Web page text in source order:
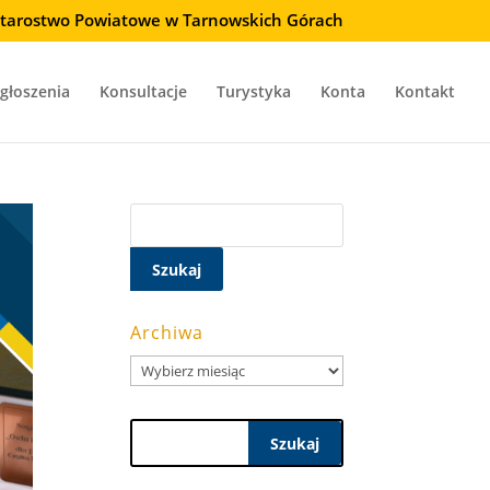
Powiatowe w Tarnowskich Górach
Konsultacje Turystyka Konta Kontakt
Archiwa
Archiwa
Szukaj